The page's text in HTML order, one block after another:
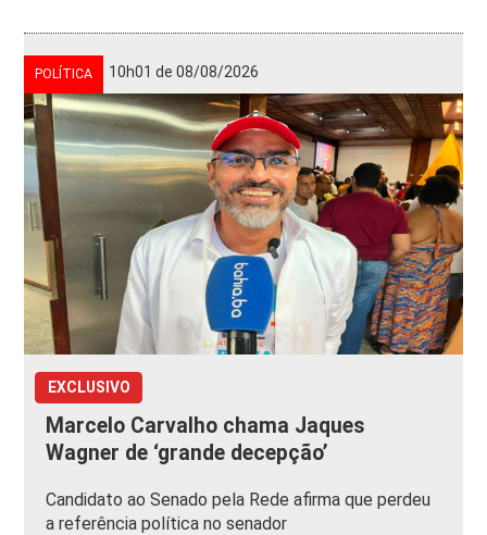
POLÍTICA 10h01 de 08/08/2026
EXCLUSIVO
Marcelo Carvalho chama Jaques
Wagner de ‘grande decepção’
Candidato ao Senado pela Rede afirma que perdeu
a referência política no senador